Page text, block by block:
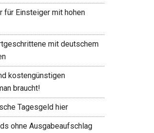
für Einsteiger mit hohen
mit deutschem
kostengünstigen
braucht!
Tagesgeld hier
ohne Ausgabeaufschlag